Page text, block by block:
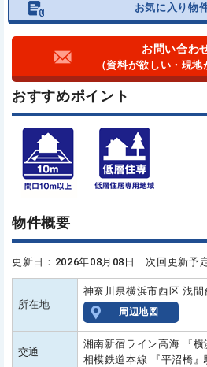
お気に入り物
お問い合わ
（資料が欲しい・現地
おすすめポイント
物件概要
更新日：2026年08月08日 次回更新予
所在地
神奈川県横浜市西区 浅間
周辺地図
交通
湘南新宿ライン高海 『
相模鉄道本線 『平沼橋』